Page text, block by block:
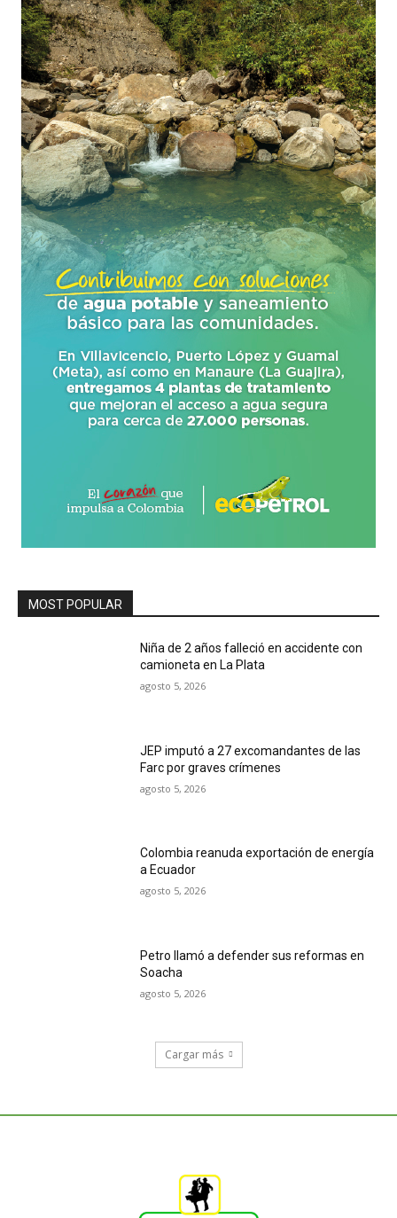
MOST POPULAR
Niña de 2 años falleció en accidente con
camioneta en La Plata
agosto 5, 2026
JEP imputó a 27 excomandantes de las
Farc por graves crímenes
agosto 5, 2026
Colombia reanuda exportación de energía
a Ecuador
agosto 5, 2026
Petro llamó a defender sus reformas en
Soacha
agosto 5, 2026
Cargar más